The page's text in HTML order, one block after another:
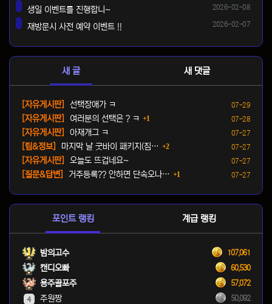
등록일
2026-02-08
생일 이벤트를 진행합니~
등록일
2026-02-07
재방문시 사전 예약 이벤트 !!
새 글 새 댓글
등록일
07-29
[자유게시판]
선택장애가 ㅋ
등록일
07-28
[자유게시판] 여러분의 선택은 ? ㅋ 1
등록일
07-27
[자유게시판]
아재개그 ㅋ
등록일
07-27
[팁&정보] 마지막 날 굿바이 패키지(짐… 2댓글
등록일
07-27
[자유게시판]
오늘도 뜨겁네요~
등록일
07-27
[질문&답변] 거주등록?? 안하면 단속오나… 1
포인트 랭킹 계급 랭킹
밤의고수 107,061
캔디오빠 60,530
용주골포주 57,072
4 주원짱 50,092